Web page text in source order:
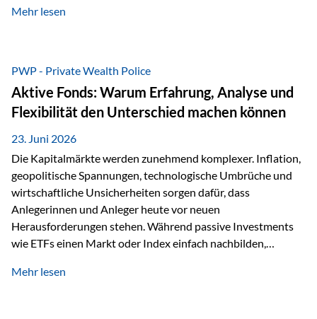
unumstößlich galten, versagen angesichts der expansiven
Nostalgie dar, sondern ist die modernste und strategisch
klügste Antwort auf globale Instabilität. Physische Werte
und der richtige Rechtsstandort sind heute keine bloße
Option mehr, sondern eine strategische Notwendigkeit. 1.
Der massive Aufwand hinter einem winzigen…
Mehr lesen
PWP - Private Wealth Police
Aktive Fonds: Warum Erfahrung, Analyse und
Flexibilität den Unterschied machen können
23. Juni 2026
Die Kapitalmärkte werden zunehmend komplexer. Inflation,
geopolitische Spannungen, technologische Umbrüche und
wirtschaftliche Unsicherheiten sorgen dafür, dass
Anlegerinnen und Anleger heute vor neuen
Herausforderungen stehen. Während passive Investments
wie ETFs einen Markt oder Index einfach nachbilden,
setzen auf die Expertise erfahrener Fondsmanager, die
Mehr lesen